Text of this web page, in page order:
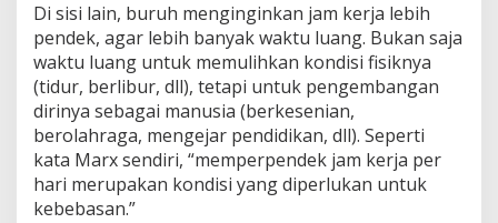
Di sisi lain, buruh menginginkan jam kerja lebih
pendek, agar lebih banyak waktu luang. Bukan saja
waktu luang untuk memulihkan kondisi fisiknya
(tidur, berlibur, dll), tetapi untuk pengembangan
dirinya sebagai manusia (berkesenian,
berolahraga, mengejar pendidikan, dll). Seperti
kata Marx sendiri, “memperpendek jam kerja per
hari merupakan kondisi yang diperlukan untuk
kebebasan.”